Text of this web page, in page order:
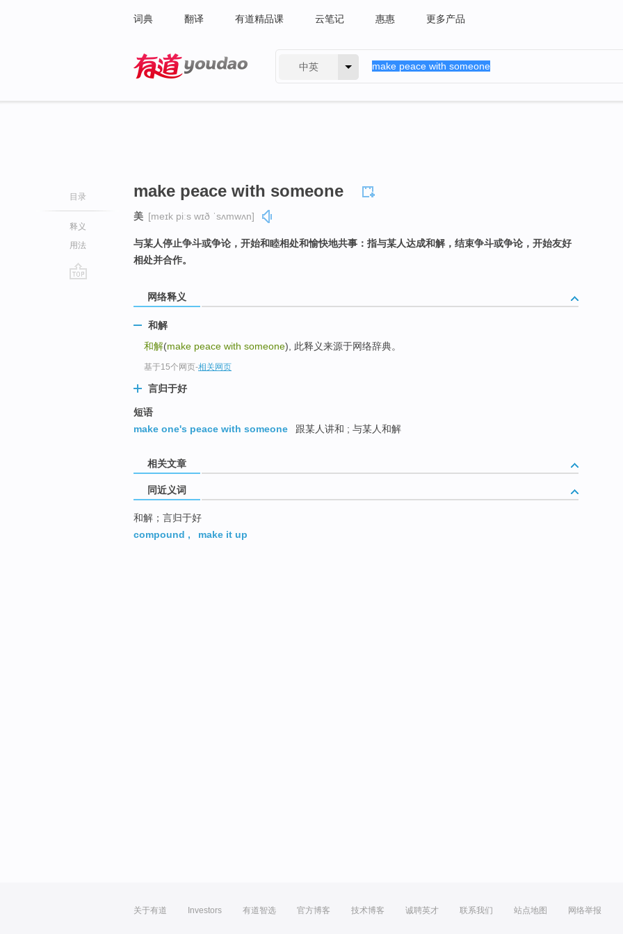
词典 翻译 有道精品课 云笔记 惠惠 更多产品
中英
目录
释义
用法
make peace with someone
美 [meɪk piːs wɪð ˈsʌmwʌn]
与某人停止争斗或争论，开始和睦相处和愉快地共事：指与某人达成和解，结束争斗或争论，开始友好
相处并合作。
网络释义
和解
和解(make peace with someone), 此释义来源于网络辞典。
基于15个网页-相关网页
言归于好
短语
make one's peace with someone
跟某人讲和 ; 与某人和解
相关文章
同近义词
和解；言归于好
compound , make it up
关于有道 Investors 有道智选 官方博客 技术博客 诚聘英才 联系我们 站点地图 网络举报